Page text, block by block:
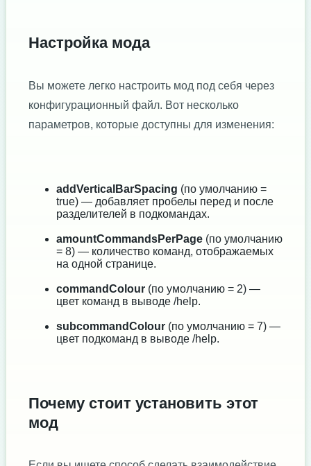
Настройка мода
Вы можете легко настроить мод под себя через
конфигурационный файл. Вот несколько
параметров, которые доступны для изменения:
addVerticalBarSpacing (по умолчанию =
true) — добавляет пробелы перед и после
разделителей в подкомандах.
amountCommandsPerPage (по умолчанию
= 8) — количество команд, отображаемых
на одной странице.
commandColour (по умолчанию = 2) —
цвет команд в выводе /help.
subcommandColour (по умолчанию = 7) —
цвет подкоманд в выводе /help.
Почему стоит установить этот
мод